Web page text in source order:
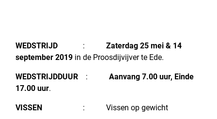
WEDSTRIJD : Zaterdag 25 mei & 14
september 2019 in de Proosdijvijver te Ede.
WEDSTRIJDDUUR : Aanvang 7.00 uur, Einde
17.00 uur.
VISSEN : Vissen op gewicht